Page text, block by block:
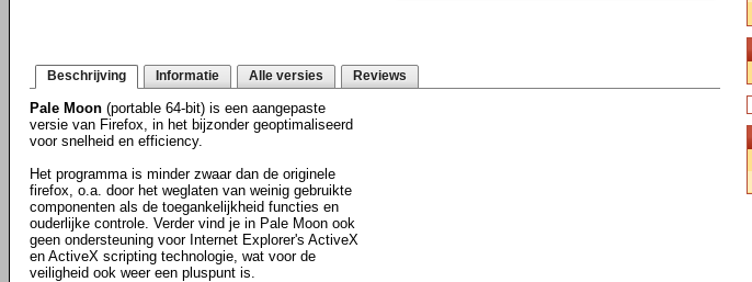
Beschrijving Informatie Alle versies Reviews
Pale Moon (portable 64-bit) is een aangepaste
versie van Firefox, in het bijzonder geoptimaliseerd
voor snelheid en efficiency.
Het programma is minder zwaar dan de originele
firefox, o.a. door het weglaten van weinig gebruikte
componenten als de toegankelijkheid functies en
ouderlijke controle. Verder vind je in Pale Moon ook
geen ondersteuning voor Internet Explorer's ActiveX
en ActiveX scripting technologie, wat voor de
veiligheid ook weer een pluspunt is.